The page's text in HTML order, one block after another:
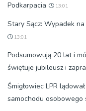
Podkarpacia
13:01
Stary Sącz: Wypadek
13:01
Podsumowują 20 lat i
świętuje jubileusz i
Śmigłowiec LPR
samochodu osobowego